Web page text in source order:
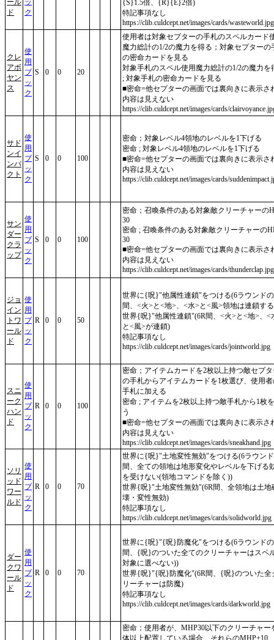
ド
ク
{S}1.5倍、{R}{E}2倍)
特記事項なし
https://clib.culdcept.net/images/cards/wasteworld.jpg
クレ
アボ
ヤン
ス
使
用
ブ
ッ
ク
S 0 0 20
使用者は対象セプターの手札のスペルカード
魔力総計の1/2の魔力を得る；対象セプターの
の密命カードを見る
対象手札のスペル使用魔力総計の1/2の魔力を
; 対象手札の密命カードを見る
■密命=他セプターの画面では裏向きに表示さ
内容は見えない
https://clib.culdcept.net/images/cards/
サド
ンイ
ンパ
クト
使
用
ブ
ッ
ク
S 0 0 100
密命；対象レベル4領地のレベルを1下げる
密命 ; 対象レベル4領地のレベルを1下げる
■密命=他セプターの画面では裏向きに表示さ
内容は見えない
https://clib.culdcept.net/images/cards/
サン
ダー
クラ
ップ
使
用
ブ
ッ
ク
S 0 0 100
密命；召喚条件のある対象敵クリーチャーの
30
密命 ; 召喚条件のある対象敵クリーチャーの
30
■密命=他セプターの画面では裏向きに表示さ
内容は見えない
https://clib.culdcept.net/images/cards/thunderclap.jpg
ジョ
イン
トワ
ール
ド
使
用
ブ
ッ
ク
R 0 0 50
世界に{呪}"他属性連鎖"をつける(6ラウンドの
間、<火>と<地>、<水>と<風>領地は連鎖す
世界{呪}"他属性連鎖"(6R間、<火>と<地>、<
と<風>が連鎖)
特記事項なし
https://clib.culdcept.net/images/cards/jointworld.jpg
スニ
ーク
ハン
ド
使
用
ブ
ッ
ク
R 0 0 100
密命；アイテムカードを2枚以上持つ敵セプ
の手札からアイテムカードを1枚選び、使用
手札に加える
密命 ; アイテムを2枚以上持つ敵手札から1枚
う
■密命=他セプターの画面では裏向きに表示さ
内容は見えない
https://clib.culdcept.net/images/cards/sneakhand.jpg
ソリ
ッド
ワー
ルド
使
用
ブ
ッ
ク
R 0 0 70
世界に{呪}"土地変性無効"をつける(6ラウン
間、全ての領地は地形変化やレベルを下げる
を受けない(領地コマンドを除く))
世界{呪}"土地変性無効"(6R間、全領地は土地
壊・変性無効)
特記事項なし
https://clib.culdcept.net/images/cards/solidworld.jpg
ダー
クワ
ール
ド
使
用
ブ
ッ
ク
R 0 0 70
世界に{呪}"{呪}防魔化"をつける(6ラウンドの
間、{呪}のついた全てのクリーチャーはスペ
対象に選べない))
世界{呪}"{呪}防魔化"(6R間、{呪}のついた全
リーチャーは防魔)
特記事項なし
https://clib.culdcept.net/images/cards/darkworld.jpg
密命；使用者が、MHP30以下のクリーチャー
体以上配置している場合、それらのMHP+10